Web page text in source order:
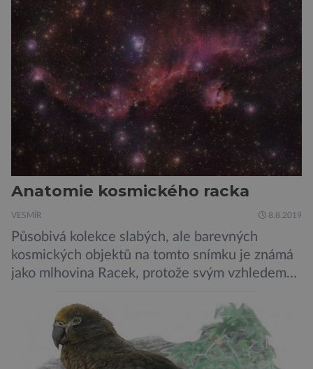
Anatomie kosmického racka
VESMÍR 8.8.2019
Působivá kolekce slabých, ale barevných
kosmických objektů na tomto snímku je známá
jako mlhovina Racek, protože svým vzhledem
prachu, vodíku, hélia a malého množství těžších
chemických prvků. Celá oblast je místem zrodu
nových hvězd. Mimořádné rozlišení tohoto
záběru pořízeného pomocí přehlídkového